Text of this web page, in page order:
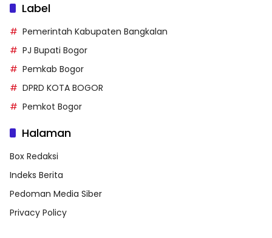
Label
Pemerintah Kabupaten Bangkalan
PJ Bupati Bogor
Pemkab Bogor
DPRD KOTA BOGOR
Pemkot Bogor
Halaman
Box Redaksi
Indeks Berita
Pedoman Media Siber
Privacy Policy